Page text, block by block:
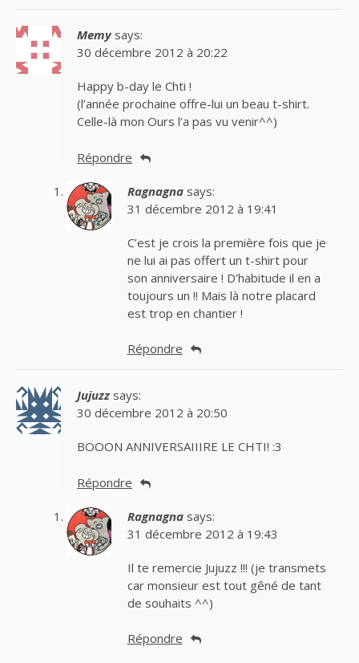
Memy says:
30 décembre 2012 à 20:22
Happy b-day le Chti !
(l’année prochaine offre-lui un beau t-shirt.
Celle-là mon Ours l’a pas vu venir^^)
Répondre
Ragnagna says:
31 décembre 2012 à 19:41
C’est je crois la première fois que je
ne lui ai pas offert un t-shirt pour
son anniversaire ! D’habitude il en a
toujours un !! Mais là notre placard
est trop en chantier !
Répondre
Jujuzz says:
30 décembre 2012 à 20:50
BOOON ANNIVERSAIIIRE LE CHTI! :3
Répondre
Ragnagna says:
31 décembre 2012 à 19:43
Il te remercie Jujuzz !!! (je transmets
car monsieur est tout gêné de tant
de souhaits ^^)
Répondre